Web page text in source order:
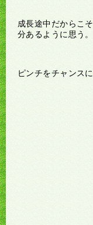
成長途中だからこ
分あるように思う。
ピンチをチャンス